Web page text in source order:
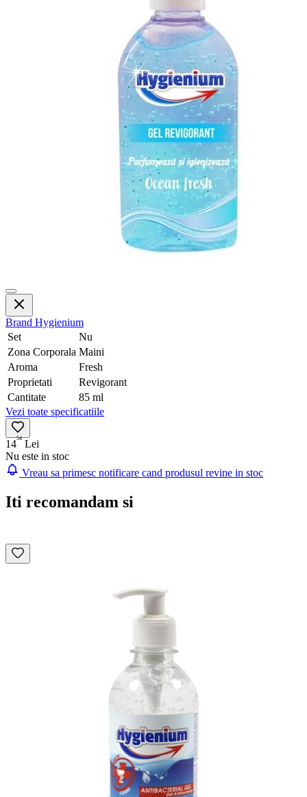
Brand Hygienium
Set
Nu
Zona Corporala Maini
Aroma
Fresh
Proprietati
Revigorant
Cantitate
85 ml
Vezi toate specificatiile
1454 Lei
Nu este in stoc
Vreau sa primesc notificare cand produsul revine in stoc
Iti recomandam si